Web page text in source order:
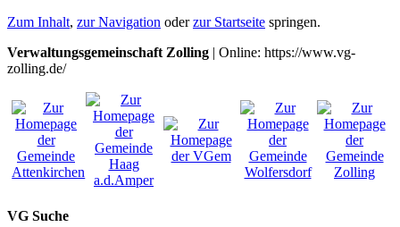
Zum Inhalt, zur Navigation oderzur Startseite springen.
Verwaltungsgemeinschaft Zolling | Online: https://www.vg-
zolling.de/
VG Suche